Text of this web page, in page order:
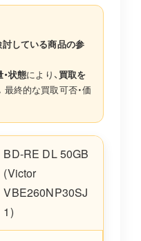
している商品の参
状態により、 買取を
最終的な買取可否・価
BD-RE DL 50GB
(Victor
VBE260NP30SJ
1)